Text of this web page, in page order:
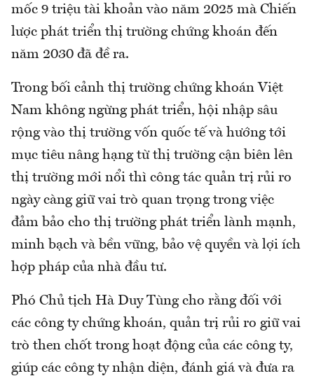
mốc 9 triệu tài khoản vào năm 2025 mà Chiến
lược phát triển thị trường chứng khoán đến
năm 2030 đã đề ra.
Trong bối cảnh thị trường chứng khoán Việt
Nam không ngừng phát triển, hội nhập sâu
rộng vào thị trường vốn quốc tế và hướng tới
mục tiêu nâng hạng từ thị trường cận biên lên
thị trường mới nổi thì công tác quản trị rủi ro
ngày càng giữ vai trò quan trọng trong việc
đảm bảo cho thị trường phát triển lành mạnh,
minh bạch và bền vững, bảo vệ quyền và lợi ích
hợp pháp của nhà đầu tư.
Phó Chủ tịch Hà Duy Tùng cho rằng đối với
các công ty chứng khoán, quản trị rủi ro giữ vai
trò then chốt trong hoạt động của các công ty,
giúp các công ty nhận diện, đánh giá và đưa ra